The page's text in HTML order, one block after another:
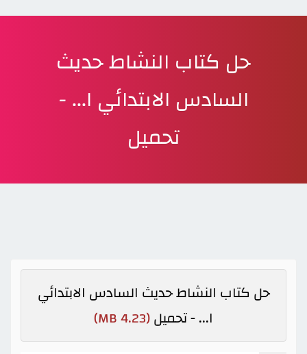
حل كتاب النشاط حديث
السادس الابتدائي ا... -
تحميل
حل كتاب النشاط حديث السادس الابتدائي
ا... - تحميل(4.23 MB)